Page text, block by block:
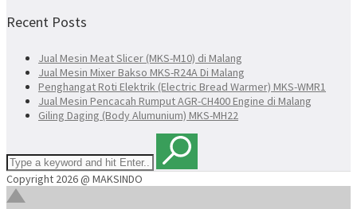
Recent Posts
Jual Mesin Meat Slicer (MKS-M10) di Malang
Jual Mesin Mixer Bakso MKS-R24A Di Malang
Penghangat Roti Elektrik (Electric Bread Warmer) MKS-WMR1
Jual Mesin Pencacah Rumput AGR-CH400 Engine di Malang
Giling Daging (Body Alumunium) MKS-MH22
Copyright 2026 @ MAKSINDO